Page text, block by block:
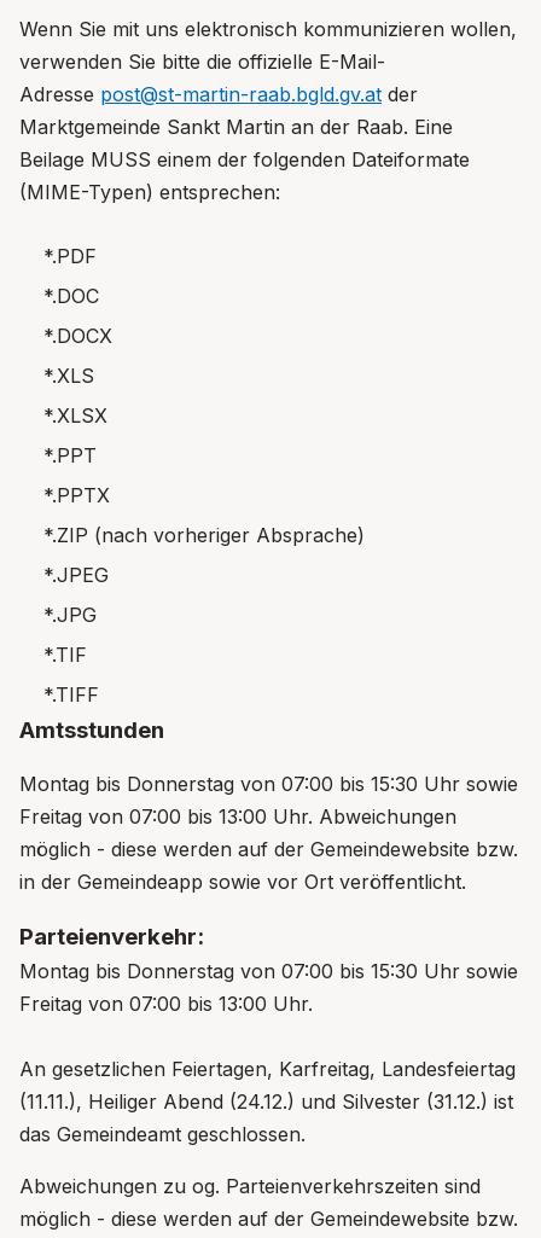
Wenn Sie mit uns elektronisch kommunizieren wollen,
verwenden Sie bitte die offizielle E-Mail-
Adresse post@st-martin-raab.bgld.gv.at der
Marktgemeinde Sankt Martin an der Raab. Eine
Beilage MUSS einem der folgenden Dateiformate
(MIME-Typen) entsprechen:
*.PDF
*.DOC
*.DOCX
*.XLS
*.XLSX
*.PPT
*.PPTX
*.ZIP (nach vorheriger Absprache)
*.JPEG
*.JPG
*.TIF
*.TIFF
Amtsstunden
Montag bis Donnerstag von 07:00 bis 15:30 Uhr sowie
Freitag von 07:00 bis 13:00 Uhr. Abweichungen
möglich - diese werden auf der Gemeindewebsite bzw.
in der Gemeindeapp sowie vor Ort veröffentlicht.
Parteienverkehr:
Montag bis Donnerstag von 07:00 bis 15:30 Uhr sowie
Freitag von 07:00 bis 13:00 Uhr.
An gesetzlichen Feiertagen, Karfreitag, Landesfeiertag
(11.11.), Heiliger Abend (24.12.) und Silvester (31.12.) ist
das Gemeindeamt geschlossen.
Abweichungen zu og. Parteienverkehrszeiten sind
möglich - diese werden auf der Gemeindewebsite bzw.